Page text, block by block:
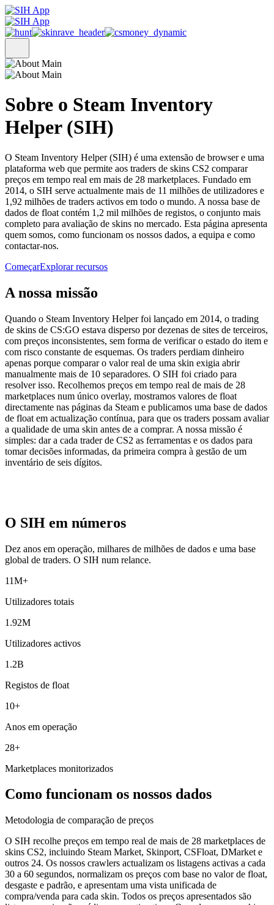
Sobre o Steam Inventory
Helper (SIH)
O Steam Inventory Helper (SIH) é uma extensão de browser e uma
plataforma web que permite aos traders de skins CS2 comparar
preços em tempo real em mais de 28 marketplaces. Fundado em
2014, o SIH serve actualmente mais de 11 milhões de utilizadores e
1,92 milhões de traders activos em todo o mundo. A nossa base de
dados de float contém 1,2 mil milhões de registos, o conjunto mais
completo para avaliação de skins no mercado. Esta página apresenta
quem somos, como funcionam os nossos dados, a equipa e como
contactar-nos.
ComeçarExplorar recursos
A nossa missão
Quando o Steam Inventory Helper foi lançado em 2014, o trading
de skins de CS:GO estava disperso por dezenas de sites de terceiros,
com preços inconsistentes, sem forma de verificar o estado do item e
com risco constante de esquemas. Os traders perdiam dinheiro
apenas porque comparar o valor real de uma skin exigia abrir
manualmente mais de 10 separadores. O SIH foi criado para
resolver isso. Recolhemos preços em tempo real de mais de 28
marketplaces num único overlay, mostramos valores de float
directamente nas páginas da Steam e publicamos uma base de dados
de float em actualização contínua, para que os traders possam avaliar
a qualidade de uma skin antes de a comprar. A nossa missão é
simples: dar a cada trader de CS2 as ferramentas e os dados para
tomar decisões informadas, da primeira compra à gestão de um
inventário de seis dígitos.
O SIH em números
Dez anos em operação, milhares de milhões de dados e uma base
global de traders. O SIH num relance.
11M+
Utilizadores totais
1.92M
Utilizadores activos
1.2B
Registos de float
10+
Anos em operação
28+
Marketplaces monitorizados
Como funcionam os nossos dados
Metodologia de comparação de preços
O SIH recolhe preços em tempo real de mais de 28 marketplaces de
skins CS2, incluindo Steam Market, Skinport, CSFloat, DMarket e
outros 24. Os nossos crawlers actualizam os listagens activas a cada
30 a 60 segundos, normalizam os preços com base no valor de float,
desgaste e padrão, e apresentam uma vista unificada de
compra/venda para cada skin. Todos os preços apresentados são